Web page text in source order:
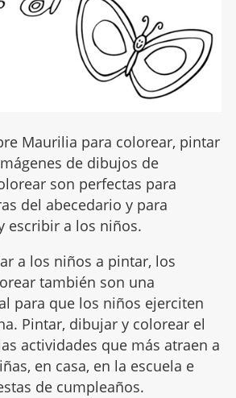
Maurilia para colorear, pintar
de dibujos de
son perfectas para
del abecedario y para
escribir a los niños.
a los niños a pintar, los
también son una
para que los niños ejerciten
Pintar, dibujar y colorear el
actividades que más atraen a
en casa, en la escuela e
de cumpleaños.